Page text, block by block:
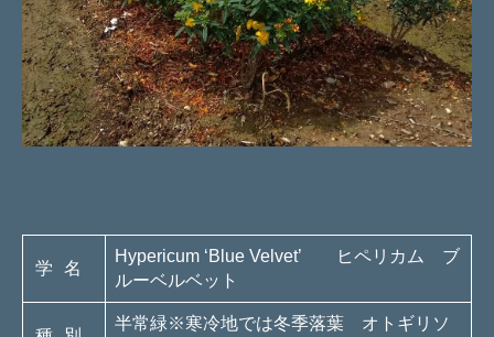
学名
Hypericum ‘Blue Velvet’ ヒペリカム ブ
ルーベルベット
半常緑※寒冷地では冬季落葉 オトギリソ